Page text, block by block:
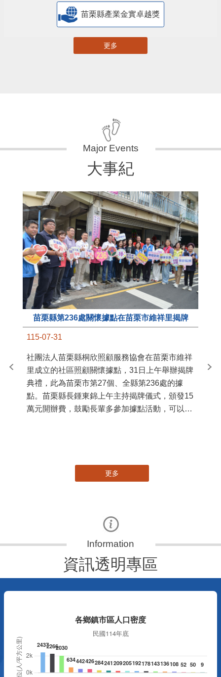
苗栗縣產業金實卓越獎
更多
大事紀
苗栗縣第236處關懷據點在苗栗市維祥里揭牌
115-07-31
社團法人苗栗縣桐欣照顧服務協會在苗栗市維祥
里成立的社區照顧關懷據點，31日上午舉辦揭牌
典禮，此為苗栗市第27個、全縣第236處的據
點。苗栗縣長鍾東錦上午主持揭牌儀式，頒發15
萬元開辦費，鼓勵長輩多參加據點活動，可以更
苗
更多
資訊透明專區